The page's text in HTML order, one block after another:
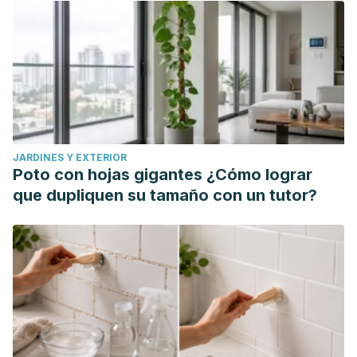
/j/jcim.2019.16.issue-3/jcim-2018-0161/jcim-2018-0161.xml.
https://doi.org/10.1515/jcim-2018-0161
JARDINES Y EXTERIOR
Poto con hojas gigantes ¿Cómo lograr
que dupliquen su tamaño con un tutor?